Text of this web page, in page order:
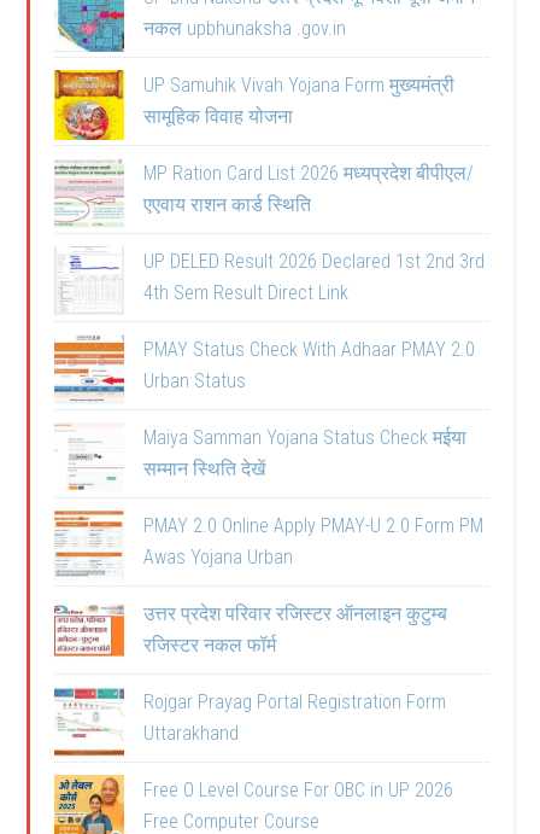
नकल upbhunaksha .gov.in
UP Samuhik Vivah Yojana Form मुख्यमंत्री
सामूहिक विवाह योजना
MP Ration Card List 2026 मध्यप्रदेश बीपीएल/
एएवाय राशन कार्ड स्थिति
UP DELED Result 2026 Declared 1st 2nd 3rd
4th Sem Result Direct Link
PMAY Status Check With Adhaar PMAY 2.0
Urban Status
Maiya Samman Yojana Status Check मईया
सम्मान स्थिति देखें
PMAY 2.0 Online Apply PMAY-U 2.0 Form PM
Awas Yojana Urban
उत्तर प्रदेश परिवार रजिस्टर ऑनलाइन कुटुम्ब
रजिस्टर नकल फॉर्म
Rojgar Prayag Portal Registration Form
Uttarakhand
Free O Level Course For OBC in UP 2026
Free Computer Course